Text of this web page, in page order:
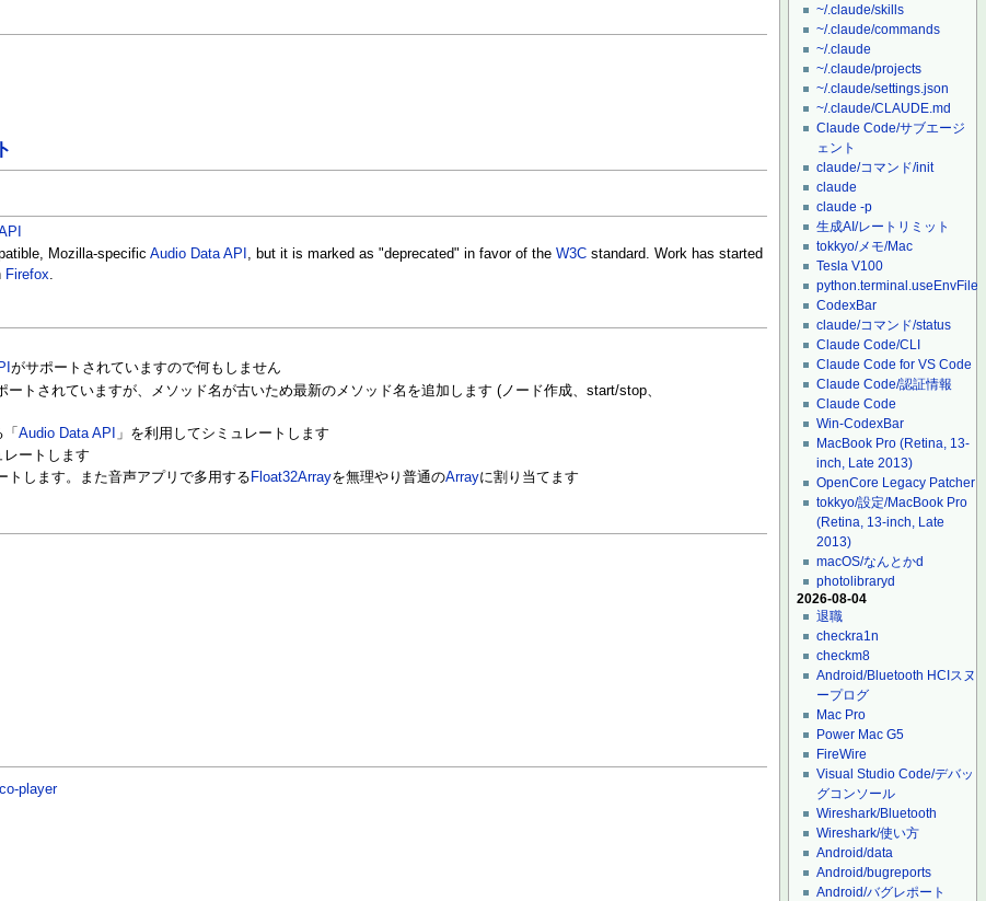
Mozilla-specificAudio Data API , but it is marked as "deprecated" in favor of theW3C standard. Work has started
Firefox.
がサポートされていますので何もしません
ートされていますが、メソッド名が古いため最新のメソッド名を追加します (ノード作成、start/stop、
「Audio Data API
」を利用してシミュレートします
レートします
トします。また音声アプリで多用する Float32Arrayを無理やり普通のArrayに割り当てます
player
~/.claude/skills
~/.claude/commands
~/.claude
~/.claude/projects
~/.claude/settings.json
~/.claude/CLAUDE.md
Claude Code/サブエージ
ェント
claude/コマンド/init
claude
claude -p
生成AI/レートリミット
tokkyo/メモ/Mac
Tesla V100
python.terminal.useEnvFile
CodexBar
claude/コマンド/status
Claude Code/CLI
Claude Code for VS Code
Claude Code/認証情報
Claude Code
Win-CodexBar
MacBook Pro (Retina, 13-
inch, Late 2013)
OpenCore Legacy Patcher
tokkyo/設定/MacBook Pro
(Retina, 13-inch, Late
2013)
macOS/なんとかd
photolibraryd
2026-08-04
退職
checkra1n
checkm8
Android/Bluetooth HCIスヌ
ープログ
Mac Pro
Power Mac G5
FireWire
Visual Studio Code/デバッ
グコンソール
Wireshark/Bluetooth
Wireshark/使い方
Android/data
Android/bugreports
Android/バグレポート